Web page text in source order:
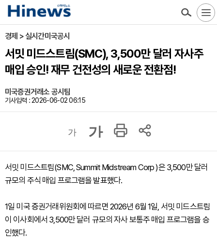
경제 > 실시간미국공시
서밋 미드스트림(SMC), 3,500만 달러 자사주
매입 승인! 재무 건전성의 새로운 전환점!
미국증권거래소 공시팀
기사입력 : 2026-06-02 06:15
가 가
서밋 미드스트림(SMC, Summit Midstream Corp )은 3,500만 달러
규모의 주식 매입 프로그램을 발표했다.
1일 미국 증권거래위원회에 따르면 2026년 6월 1일, 서밋 미드스트림
이 이사회에서 3,500만 달러 규모의 자사 보통주 매입 프로그램을 승
인했다.